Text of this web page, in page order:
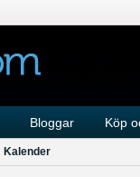
Bloggar Köp
Kalender